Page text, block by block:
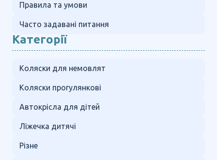
Правила та умови
Часто задавані питання
Категорії
Коляски для немовлят
Коляски прогулянкові
Автокрісла для дітей
Ліжечка дитячі
Різне